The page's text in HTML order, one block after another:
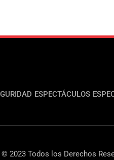
ESPECTÁCULOS
© 2023 Todos los Derechos